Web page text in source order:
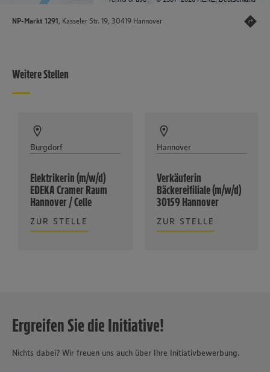
NP-Markt 1291, Kasseler Str. 19, 30419 Hannover
Weitere Stellen
Burgdorf
Elektrikerin (m/w/d)
EDEKA Cramer Raum
Hannover / Celle
ZUR STELLE
Hannover
Verkäuferin
Bäckereifiliale (m/w/d)
30159 Hannover
ZUR STELLE
Ergreifen Sie die Initiative!
Nichts dabei? Wir freuen uns auch über Ihre Initiativbewerbung.